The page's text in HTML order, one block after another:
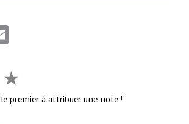
en Guinée.
★
premier à attribuer une note !